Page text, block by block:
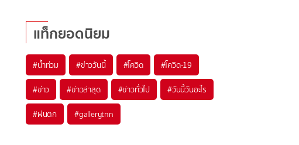
แท็กยอดนิยม
#น้ำท่วม #ข่าววันนี้ #โควิด #โควิด-19
#ข่าว #ข่าวล่าสุด #ข่าวทั่วไป #วันนี้วันอะไร
#ฝนตก #gallerytnn